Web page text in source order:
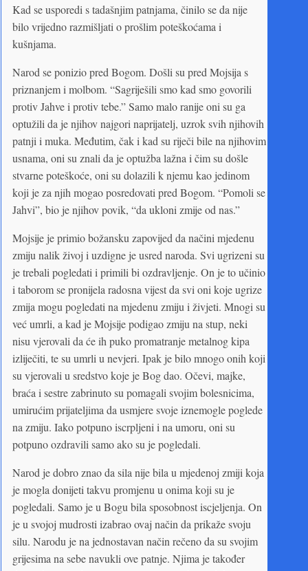
Kad se usporedi s tadašnjim patnjama, činilo se da nije
bilo vrijedno razmišljati o prošlim poteškoćama i
kušnjama.
Narod se ponizio pred Bogom. Došli su pred Mojsija s
priznanjem i molbom. “Sagriješili smo kad smo govorili
protiv Jahve i protiv tebe.” Samo malo ranije oni su ga
optužili da je njihov najgori naprijatelj, uzrok svih njihovih
patnji i muka. Međutim, čak i kad su riječi bile na njihovim
usnama, oni su znali da je optužba lažna i čim su došle
stvarne poteškoće, oni su dolazili k njemu kao jedinom
koji je za njih mogao posredovati pred Bogom. “Pomoli se
Jahvi”, bio je njihov povik, “da ukloni zmije od nas.”
Mojsije je primio božansku zapovijed da načini mjedenu
zmiju nalik živoj i uzdigne je usred naroda. Svi ugrizeni su
je trebali pogledati i primili bi ozdravljenje. On je to učinio
i taborom se pronijela radosna vijest da svi oni koje ugrize
zmija mogu pogledati na mjedenu zmiju i živjeti. Mnogi su
već umrli, a kad je Mojsije podigao zmiju na stup, neki
nisu vjerovali da će ih puko promatranje metalnog kipa
izliječiti, te su umrli u nevjeri. Ipak je bilo mnogo onih koji
su vjerovali u sredstvo koje je Bog dao. Očevi, majke,
braća i sestre zabrinuto su pomagali svojim bolesnicima,
umirućim prijateljima da usmjere svoje iznemogle poglede
na zmiju. Iako potpuno iscrpljeni i na umoru, oni su
potpuno ozdravili samo ako su je pogledali.
Narod je dobro znao da sila nije bila u mjedenoj zmiji koja
je mogla donijeti takvu promjenu u onima koji su je
pogledali. Samo je u Bogu bila sposobnost iscjeljenja. On
je u svojoj mudrosti izabrao ovaj način da prikaže svoju
silu. Narodu je na jednostavan način rečeno da su svojim
grijesima na sebe navukli ove patnje. Njima je također